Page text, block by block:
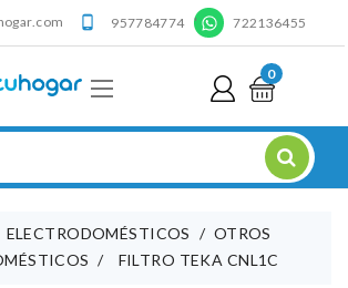
 957784774 ' 722136455
0
ELECTRODOMÉSTICOS
OTROS
FILTRO TEKA CNL1C